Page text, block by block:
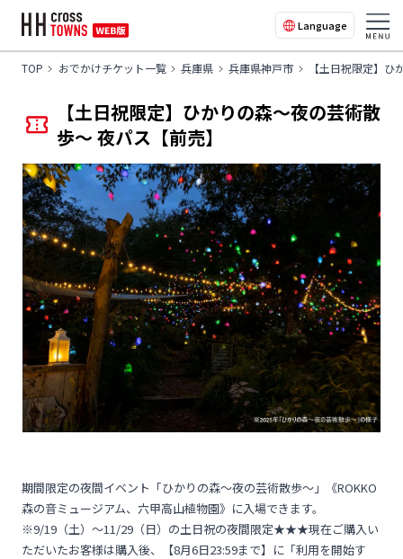
Language
TOP おでかけチケット一覧 兵庫県 兵庫県神戸市 【土日祝限定】
【土日祝限定】ひかりの森～夜の芸術散
歩～ 夜パス【前売】
期間限定の夜間イベント「ひかりの森～夜の芸術散歩～」《ROKKO
森の音ミュージアム、六甲高山植物園》に入場できます。
※9/19（土）～11/29（日）の土日祝の夜間限定★★★現在ご購入い
ただいたお客様は購入後、【8月6日23:59まで】に「利用を開始す